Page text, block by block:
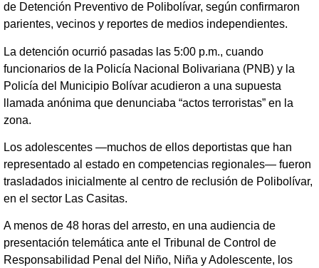
de Detención Preventivo de Polibolívar, según confirmaron
parientes, vecinos y reportes de medios independientes.
La detención ocurrió pasadas las 5:00 p.m., cuando
funcionarios de la Policía Nacional Bolivariana (PNB) y la
Policía del Municipio Bolívar acudieron a una supuesta
llamada anónima que denunciaba “actos terroristas” en la
zona.
Los adolescentes —muchos de ellos deportistas que han
representado al estado en competencias regionales— fueron
trasladados inicialmente al centro de reclusión de Polibolívar,
en el sector Las Casitas.
A menos de 48 horas del arresto, en una audiencia de
presentación telemática ante el Tribunal de Control de
Responsabilidad Penal del Niño, Niña y Adolescente, los